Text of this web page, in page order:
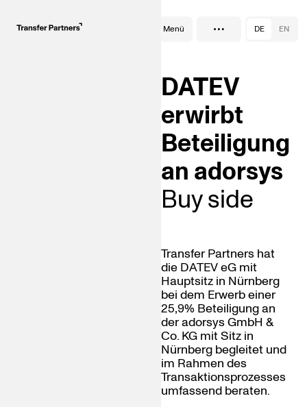
Menü … DE EN
DATEV
erwirbt
Beteiligung
an adorsys
Buy side
Transfer Partners hat
die DATEV eG mit
Hauptsitz in Nürnberg
bei dem Erwerb einer
25,9% Beteiligung an
der adorsys GmbH &
Co. KG mit Sitz in
Nürnberg begleitet und
im Rahmen des
Transaktionsprozesses
umfassend beraten.